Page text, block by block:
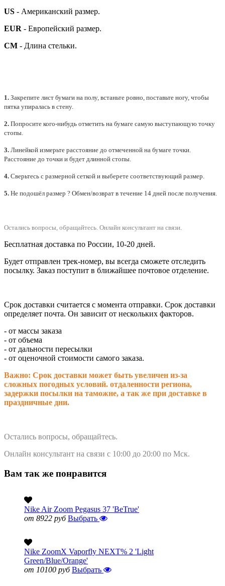
US - Американский размер.
EUR - Европейский размер.
СМ - Длина стельки.
1. Закрепите лист бумаги на полу, встаньте ровно, поставьте ногу, чтобы
пятка упиралась в стену.
2. Попросите кого-нибудь отметить на бумаге самую выступающую точку
стопы.
3. Линейкой измерьте расстояние до отмеченной на бумаге точки.
Расстояние до точки и будет длинной стопы.
4. Сверьтесь с размерной сеткой и выберете соответствующий размер.
5. Не подошёл размер ? Обмен/возврат в течение 14 дней после получения.
Остались вопросы, обращайтесь. Онлайн консультант на связи.
Бесплатная доставка по России, 10-20 дней.
Будет отправлен трек-номер, вы всегда сможете отследить
посылку. Заказ поступит в ближайшее почтовое отделение.
Срок доставки считается с момента отправки. Срок доставки
определяет почта. Он зависит от нескольких факторов.
- от массы заказа
- от объема
- от дальности пересылки
- от оценочной стоимости самого заказа.
Важно: Срок доставки может быть увеличен из-за
сложных погодных условий. отдаленности региона,
задержки посылки на таможне, а так же при доставке в
праздничные дни.
Остались вопросы, обращайтесь.
Онлайн консультант на связи с 10:00 до 20:00 по Мск.
Вам так же понравится
Nike Air Zoom Pegasus 37 'BeTrue'
от 8922 руб Выбрать
Nike ZoomX Vaporfly NEXT% 2 'Light
Green/Blue/Orange'
от 10100 руб Выбрать